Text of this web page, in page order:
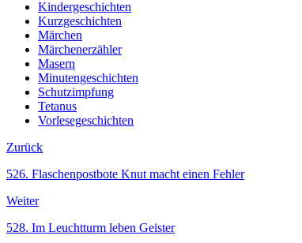
Kindergeschichten
Kurzgeschichten
Märchen
Märchenerzähler
Masern
Minutengeschichten
Schutzimpfung
Tetanus
Vorlesegeschichten
Zurück
526. Flaschenpostbote Knut macht einen Fehler
Weiter
528. Im Leuchtturm leben Geister